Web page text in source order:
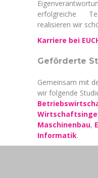
erfolgreiche
realisieren wir
Karriere bei
Geförderte
Gemeinsam mit
wir folgende
Maschinenbau,
Informatik.